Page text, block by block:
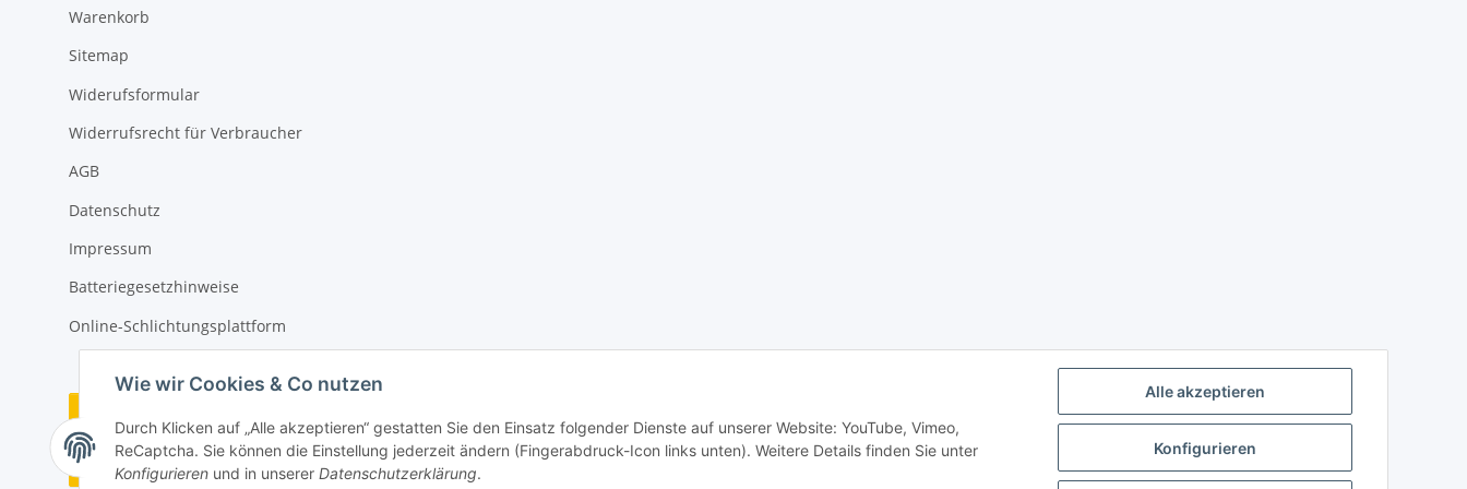
Alle akzeptieren
Konfigurieren
Wie wir Cookies & Co nutzen
Durch Klicken auf „Alle akzeptieren“ gestatten Sie den Einsatz folgender Dienste auf unserer Website: YouTube, Vimeo,
ReCaptcha. Sie können die Einstellung jederzeit ändern (Fingerabdruck-Icon links unten). Weitere Details finden Sie unter
Konfigurieren und in unserer Datenschutzerklärung.
Warenkorb
Sitemap
Widerufsformular
Widerrufsrecht für Verbraucher
AGB
Datenschutz
Impressum
Batteriegesetzhinweise
Online-Schlichtungsplattform
Vertrag widerrufen
Widerrufsbutton